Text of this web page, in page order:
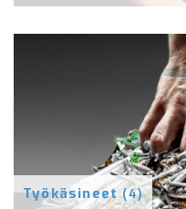
Työkäsineet(4)